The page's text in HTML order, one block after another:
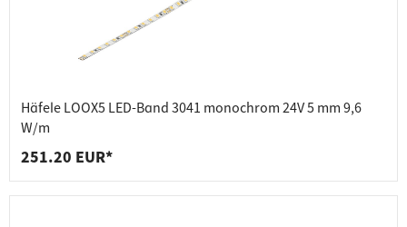
Häfele LOOX5 LED-Band 3041 monochrom 24V 5 mm 9,6
W/m
251.20 EUR*